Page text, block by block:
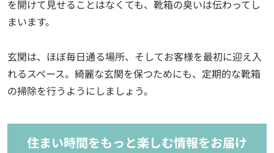
を開けて見せることはなくても、靴箱の臭いは伝わってし
まいます。
玄関は、ほぼ毎日通る場所、そしてお客様を最初に迎え入
れるスペース。綺麗な玄関を保つためにも、定期的な靴箱
の掃除を行うようにしましょう。
住まい時間をもっと楽しむ情報をお届け